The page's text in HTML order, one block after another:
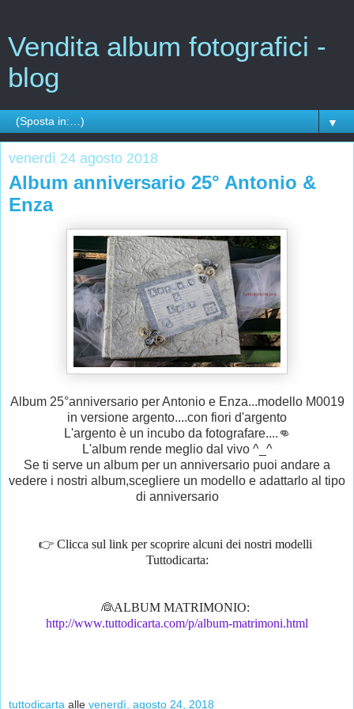
Vendita album fotografici -
blog
▼
venerdì 24 agosto 2018
Album anniversario 25° Antonio &
Enza
Album 25°anniversario per Antonio e Enza...modello M0019
in versione argento....con fiori d'argento
L'argento è un incubo da fotografare....👊
L'album rende meglio dal vivo ^_^
Se ti serve un album per un anniversario puoi andare a
vedere i nostri album,scegliere un modello e adattarlo al tipo
di anniversario
👉 Clicca sul link per scoprire alcuni dei nostri modelli
Tuttodicarta:
http://www.tuttodicarta.com/p/album-matrimoni.html
tuttodicarta alle venerdì, agosto 24, 2018